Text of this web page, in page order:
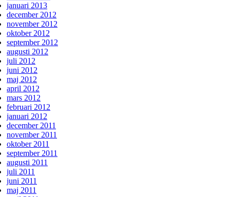
januari 2013
december 2012
november 2012
oktober 2012
september 2012
augusti 2012
juli 2012
juni 2012
maj 2012
april 2012
mars 2012
februari 2012
januari 2012
december 2011
november 2011
oktober 2011
september 2011
augusti 2011
juli 2011
juni 2011
maj 2011